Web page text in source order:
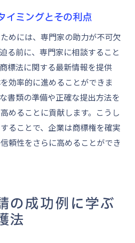
イミングとその利点
めには、専門家の助力が不可欠
る前に、専門家に相談すること
標法に関する最新情報を提供
効率的に進めることができま
書類の準備や正確な提出方法を
めることに貢献します。こうし
ることで、企業は商標権を確実
頼性をさらに高めることができ
の成功例に学ぶ
法